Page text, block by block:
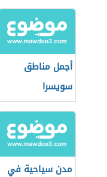
أجمل مناطق
سويسرا
مدن سياحية في